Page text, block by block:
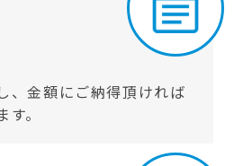
、金額にご納得頂ければ
。